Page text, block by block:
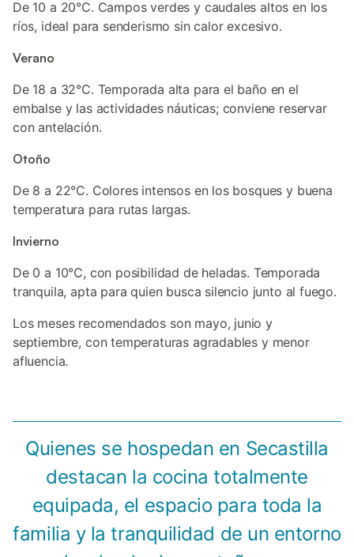
De 10 a 20°C. Campos verdes y caudales altos en los
ríos, ideal para senderismo sin calor excesivo.
Verano
De 18 a 32°C. Temporada alta para el baño en el
embalse y las actividades náuticas; conviene reservar
con antelación.
Otoño
De 8 a 22°C. Colores intensos en los bosques y buena
temperatura para rutas largas.
Invierno
De 0 a 10°C, con posibilidad de heladas. Temporada
tranquila, apta para quien busca silencio junto al fuego.
Los meses recomendados son mayo, junio y
septiembre, con temperaturas agradables y menor
afluencia.
Quienes se hospedan en Secastilla
destacan la cocina totalmente
equipada, el espacio para toda la
familia y la tranquilidad de un entorno